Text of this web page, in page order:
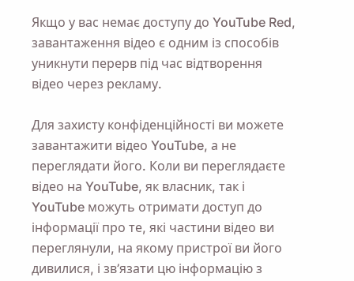
Якщо у вас немає доступу до YouTube Red,
завантаження відео є одним із способів
уникнути перерв під час відтворення
відео через рекламу.
Для захисту конфіденційності ви можете
завантажити відео YouTube, а не
переглядати його. Коли ви переглядаєте
відео на YouTube, як власник, так і
YouTube можуть отримати доступ до
інформації про те, які частини відео ви
переглянули, на якому пристрої ви його
дивилися, і зв’язати цю інформацію з